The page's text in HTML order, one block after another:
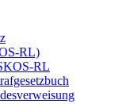
RL)
RL